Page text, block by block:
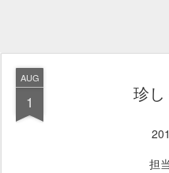
AUG
1 珍
担